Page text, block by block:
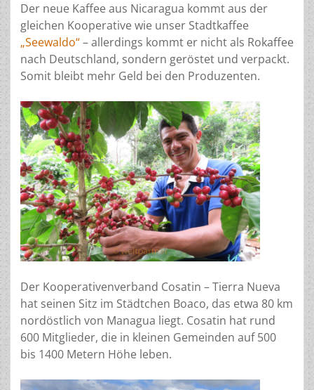
Der neue Kaffee aus Nicaragua kommt aus der
gleichen Kooperative wie unser Stadtkaffee
„Seewaldo“– allerdings kommt er nicht als Rokaffee
nach Deutschland, sondern geröstet und verpackt.
Somit bleibt mehr Geld bei den Produzenten.
Der Kooperativenverband Cosatin – Tierra Nueva
hat seinen Sitz im Städtchen Boaco, das etwa 80 km
nordöstlich von Managua liegt. Cosatin hat rund
600 Mitglieder, die in kleinen Gemeinden auf 500
bis 1400 Metern Höhe leben.